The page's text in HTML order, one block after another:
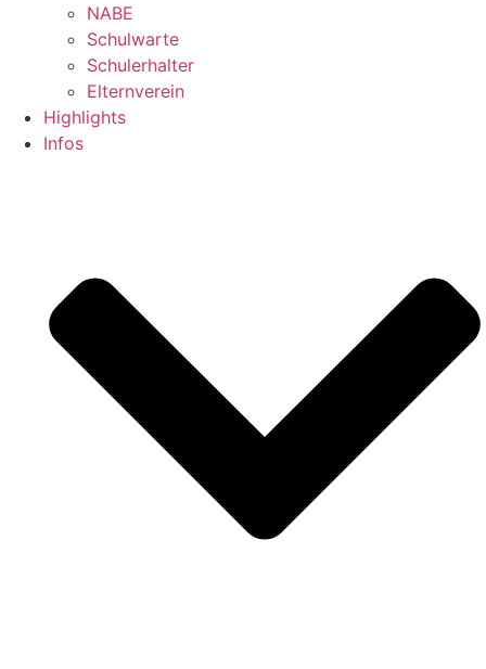
NABE
Schulwarte
Schulerhalter
Elternverein
Highlights
Infos